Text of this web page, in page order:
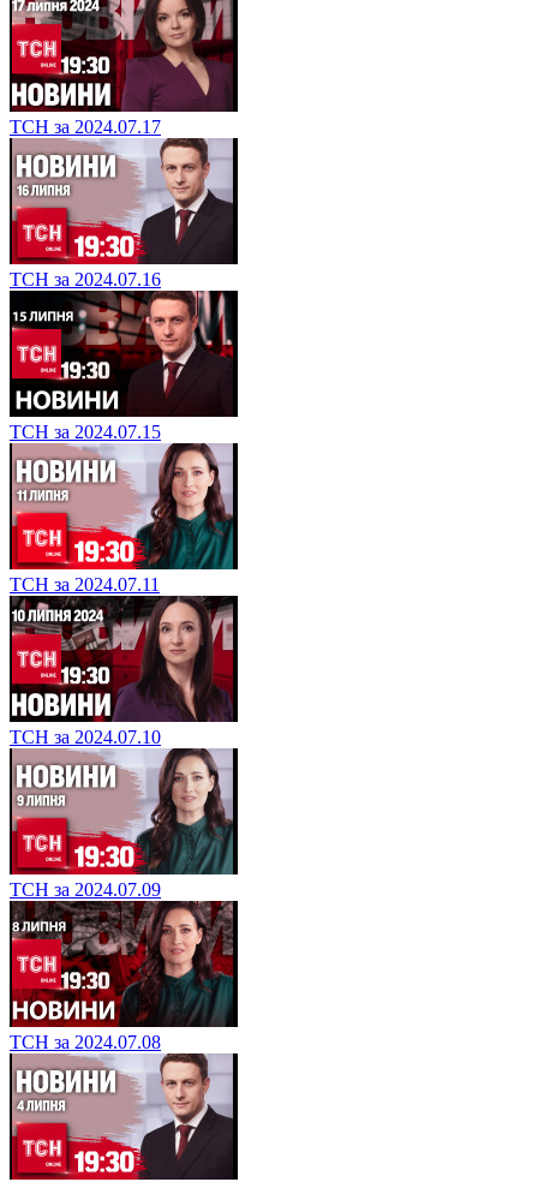
ТСН за 2024.07.17
ТСН за 2024.07.16
ТСН за 2024.07.15
ТСН за 2024.07.11
ТСН за 2024.07.10
ТСН за 2024.07.09
ТСН за 2024.07.08